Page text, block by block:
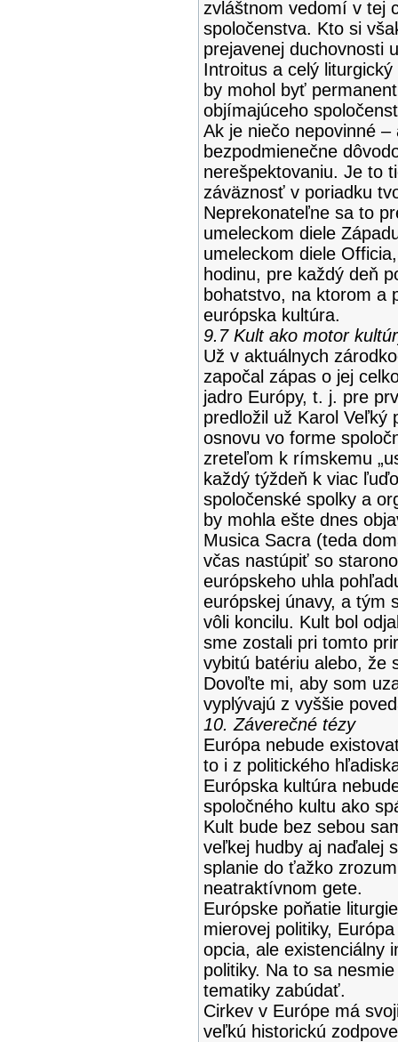
zvláštnom vedomí v tej
spoločenstva. Kto si
prejavenej duchovnosti
Introitus a celý
by mohol byť
objímajúceho
Ak je niečo nepovinné
bezpodmienečne
nerešpektovaniu. Je to
záväznosť v poriadku
Neprekonateľne sa to
umeleckom diele
umeleckom diele
hodinu, pre každý deň
bohatstvo, na ktorom a
európska kultúra.
9.7 Kult ako motor
Už v aktuálnych
započal zápas o jej
jadro Európy, t. j. pre
predložil už Karol Veľký
osnovu vo forme
zreteľom k rímskemu
každý týždeň k viac
spoločenské spolky a
by mohla ešte dnes
Musica Sacra (teda
včas nastúpiť so
európskeho uhla
európskej únavy, a tým
vôli koncilu. Kult bol
sme zostali pri tomto
vybitú batériu alebo, že
Dovoľte mi, aby som
vyplývajú z vyššie
10. Záverečné tézy
Európa nebude
to i z politického
Európska kultúra
spoločného kultu ako
Kult bude bez sebou
veľkej hudby aj naďalej
splanie do ťažko
neatraktívnom gete.
Európske poňatie
mierovej politiky,
opcia, ale existenciálny
politiky. Na to sa
tematiky zabúdať.
Cirkev v Európe má
veľkú historickú